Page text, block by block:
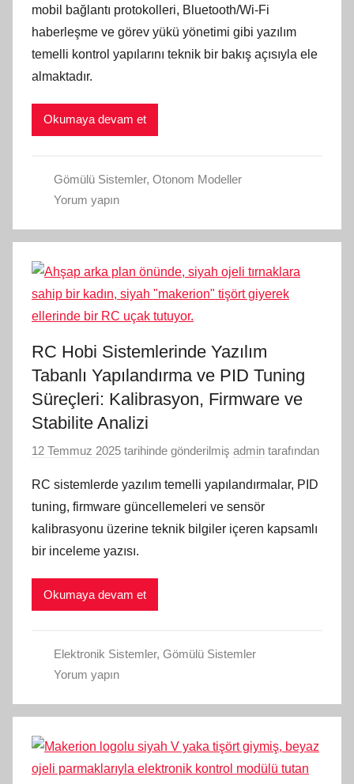
mobil bağlantı protokolleri, Bluetooth/Wi-Fi
haberleşme ve görev yükü yönetimi gibi yazılım
temelli kontrol yapılarını teknik bir bakış açısıyla ele
almaktadır.
Okumaya devam et
Gömülü Sistemler, Otonom Modeller
Yorum yapın
RC Hobi Sistemlerinde Yazılım
Tabanlı Yapılandırma ve PID Tuning
Süreçleri: Kalibrasyon, Firmware ve
Stabilite Analizi
12 Temmuz 2025 tarihinde gönderilmiş admin tarafından
RC sistemlerde yazılım temelli yapılandırmalar, PID
tuning, firmware güncellemeleri ve sensör
kalibrasyonu üzerine teknik bilgiler içeren kapsamlı
bir inceleme yazısı.
Okumaya devam et
Elektronik Sistemler, Gömülü Sistemler
Yorum yapın